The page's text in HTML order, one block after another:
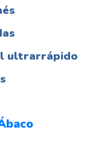
ultrarrápido